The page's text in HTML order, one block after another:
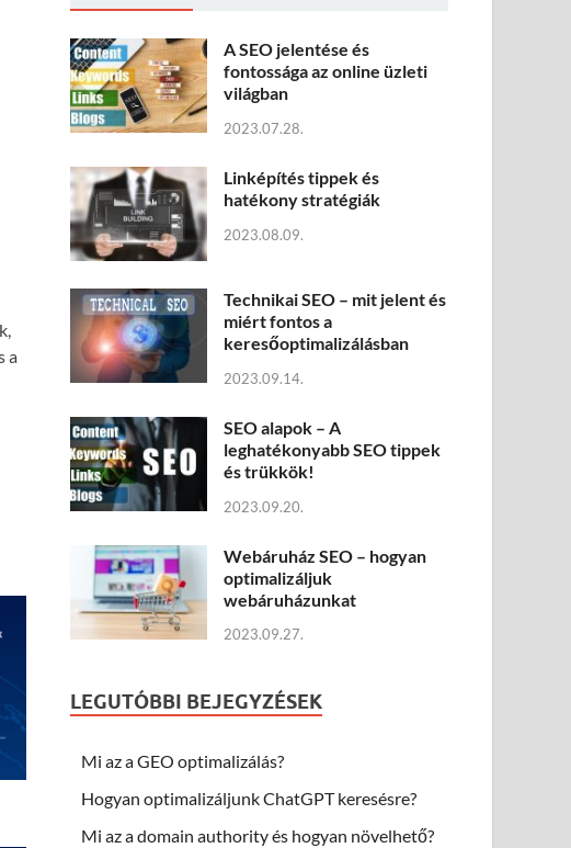
a
A SEO jelentése és
fontossága az online üzleti
világban
2023.07.28.
Linképítés tippek és
hatékony stratégiák
2023.08.09.
Technikai SEO – mit jelent és
miért fontos a
keresőoptimalizálásban
2023.09.14.
SEO alapok – A
leghatékonyabb SEO tippek
és trükkök!
2023.09.20.
Webáruház SEO – hogyan
optimalizáljuk
webáruházunkat
2023.09.27.
LEGUTÓBBI BEJEGYZÉSEK
Mi az a GEO optimalizálás?
Hogyan optimalizáljunk ChatGPT keresésre?
Mi az a domain authority és hogyan növelhető?